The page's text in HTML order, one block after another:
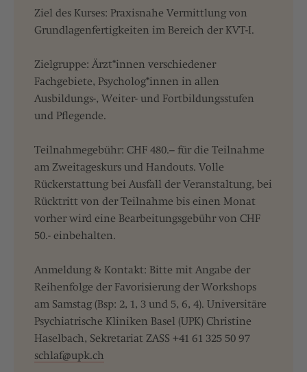
Ziel des Kurses: Praxisnahe Vermittlung von
Grundlagenfertigkeiten im Bereich der KVT-I.
Zielgruppe: Ärzt*innen verschiedener
Fachgebiete, Psycholog*innen in allen
Ausbildungs-, Weiter- und Fortbildungsstufen
und Pflegende.
Teilnahmegebühr: CHF 480.– für die Teilnahme
am Zweitageskurs und Handouts. Volle
Rückerstattung bei Ausfall der Veranstaltung, bei
Rücktritt von der Teilnahme bis einen Monat
vorher wird eine Bearbeitungsgebühr von CHF
50.- einbehalten.
Anmeldung & Kontakt: Bitte mit Angabe der
Reihenfolge der Favorisierung der Workshops
am Samstag (Bsp: 2, 1, 3 und 5, 6, 4). Universitäre
Psychiatrische Kliniken Basel (UPK) Christine
Haselbach, Sekretariat ZASS +41 61 325 50 97
schlaf@upk.ch